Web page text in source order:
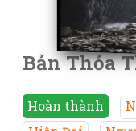
Bản Thỏa
Hoàn thành